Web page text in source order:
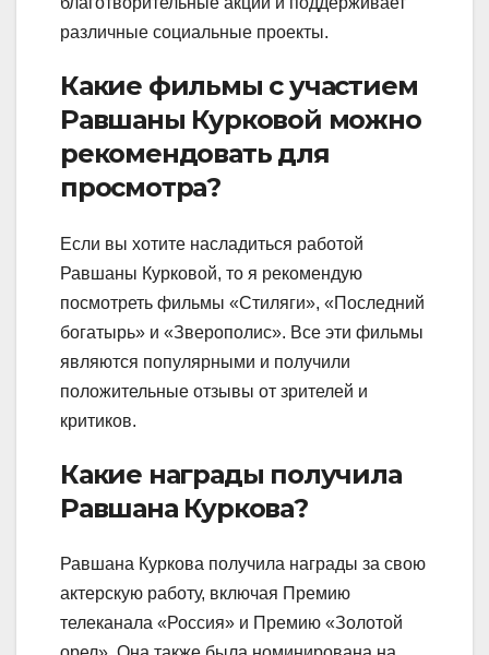
различные социальные проекты.
Какие фильмы с участием
Равшаны Курковой можно
рекомендовать для
просмотра?
Если вы хотите насладиться работой
Равшаны Курковой, то я рекомендую
посмотреть фильмы «Стиляги», «Последний
богатырь» и «Зверополис». Все эти фильмы
являются популярными и получили
положительные отзывы от зрителей и
критиков.
Какие награды получила
Равшана Куркова?
Равшана Куркова получила награды за свою
актерскую работу, включая Премию
телеканала «Россия» и Премию «Золотой